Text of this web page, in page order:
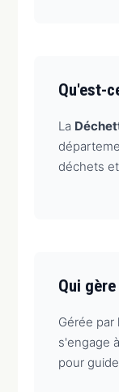
Qu'est-
La
déchets
Qui
Gérée par
s'engage
pour